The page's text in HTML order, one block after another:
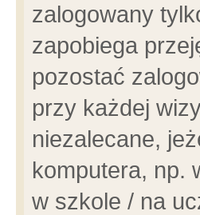
zalogowany
zapobiega
pozostać
przy każdej
niezalecane,
komputera, np.
w szkole / na